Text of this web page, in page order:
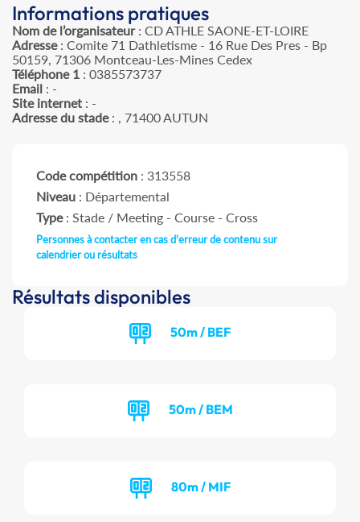
Informations pratiques
Nom de l’organisateur: CD ATHLE SAONE-ET-LOIRE
Adresse: Comite 71 Dathletisme - 16 Rue Des Pres - Bp
50159, 71306 Montceau-Les-Mines Cedex
Téléphone 1 : 0385573737
Email : -
Site internet : -
Adresse du stade: , 71400 AUTUN
Code compétition : 313558
Niveau : Départemental
Type: Stade / Meeting - Course - Cross
Personnes à contacter en cas d'erreur de contenu sur
calendrier ou résultats
Résultats disponibles
50m / BEF
50m / BEM
80m / MIF